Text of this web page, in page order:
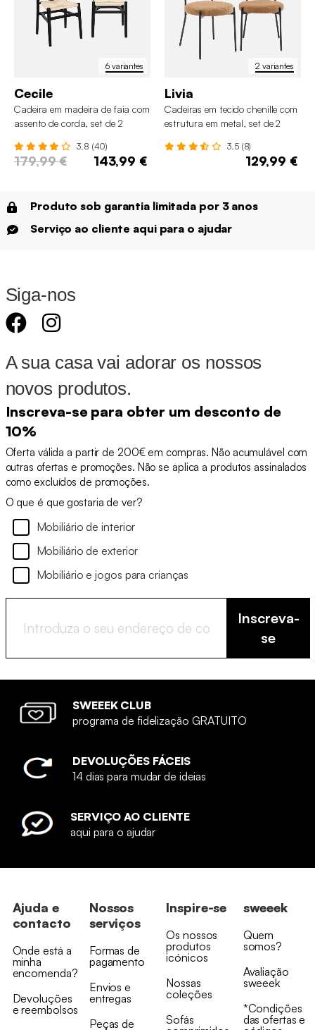
6 variantes
Cecile
Cadeira em madeira de faia com
assento de corda, set de 2
3.8 (40)
179,99 € 143,99 €
2 variantes
Livia
Cadeiras em tecido chenille com
estrutura em metal, set de 2
3.5 (8)
129,99 €
Produto sob garantia limitada por 3 anos
Serviço ao cliente aqui para o ajudar
Siga-nos
A sua casa vai adorar os nossos
novos produtos.
Inscreva-se para obter um desconto de
10%
Oferta válida a partir de 200€ em compras. Não acumulável com
outras ofertas e promoções. Não se aplica a produtos assinalados
como excluídos de promoções.
O que é que gostaria de ver?
Mobiliário de interior
Mobiliário de exterior
Mobiliário e jogos para crianças
Inscreva-
se
SWEEEK CLUB
programa de fidelização GRATUITO
DEVOLUÇÕES FÁCEIS
14 dias para mudar de ideias
SERVIÇO AO CLIENTE
aqui para o ajudar
Ajuda e
contacto
Onde está a
minha
encomenda?
Devoluções
e reembolsos
Nossos
serviços
Formas de
pagamento
Envios e
entregas
Peças de
Inspire-se
Os nossos
produtos
icónicos
Nossas
coleções
Sofás
sweeek
Quem
somos?
Avaliação
sweeek
*Condições
das ofertas e